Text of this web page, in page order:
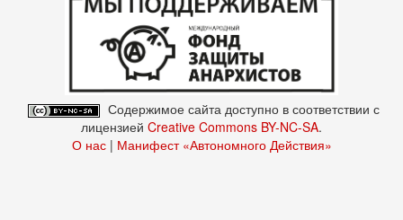
Содержимое сайта доступно в соответствии с
лицензией Creative Commons BY-NC-SA.
О нас| Манифест «Автономного Действия»